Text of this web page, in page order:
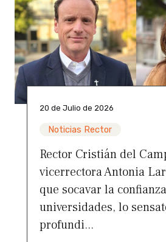
20 de Julio de 2026
Noticias Rector
Rector Cristián del
vicerrectora Antonia
que socavar la
universidades, lo
profundi...